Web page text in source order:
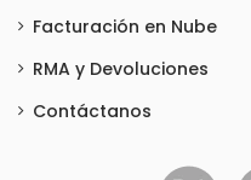
Facturación en Nube
RMA y Devoluciones
Contáctanos